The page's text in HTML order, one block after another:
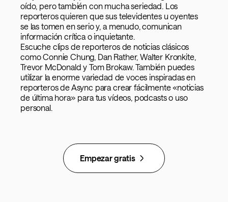
oído, pero también con mucha seriedad. Los
reporteros quieren que sus televidentes u oyentes
se las tomen en serio y, a menudo, comunican
información crítica o inquietante.
Escuche clips de reporteros de noticias clásicos
como Connie Chung, Dan Rather, Walter Kronkite,
Trevor McDonald y Tom Brokaw. También puedes
utilizar la enorme variedad de voces inspiradas en
reporteros de Async para crear fácilmente «noticias
de última hora» para tus vídeos, podcasts o uso
personal.
Empezar gratis